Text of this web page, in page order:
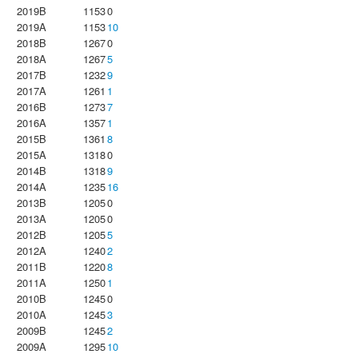
2019B
11530
2019A
115310
2018B
12670
2018A
12675
2017B
12329
2017A
1261 1
2016B
12737
2016A
13571
2015B
1361 8
2015A
13180
2014B
13189
2014A
123516
2013B
12050
2013A
12050
2012B
12055
2012A
12402
2011B
12208
2011A
12501
2010B
12450
2010A
12453
2009B
12452
2009A
129510